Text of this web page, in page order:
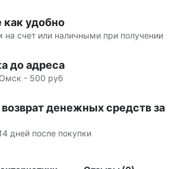
как удобно
на счет или наличными при получении
до адреса
- 500 руб
денежных средств за
дней после покупки